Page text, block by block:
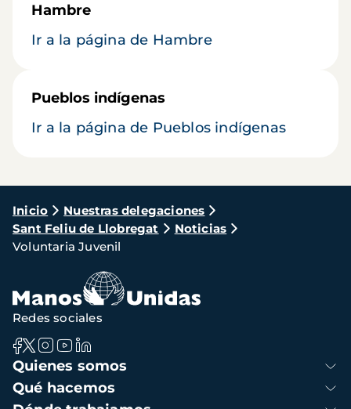
Hambre
Ir a la página de Hambre
Pueblos indígenas
Ir a la página de Pueblos indígenas
Ruta
de
navegación
Inicio
Nuestras delegaciones
Sant Feliu de Llobregat
Noticias
Voluntaria Juvenil
Navegación
principal
Quienes somos
Qué hacemos
Redes sociales